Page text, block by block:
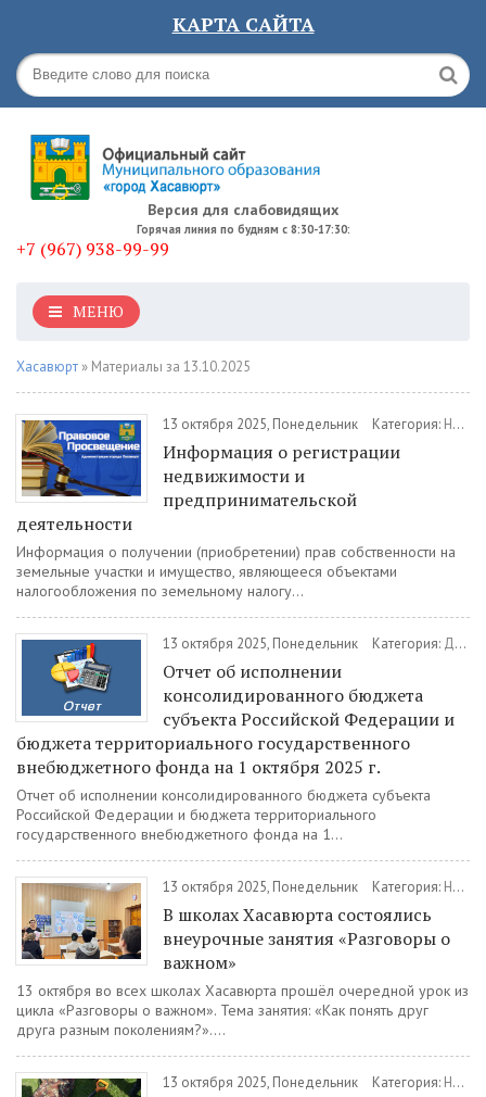
КАРТА САЙТА
Версия для слабовидящих
Горячая линия по будням с 8:30-17:30:
+7 (967) 938-99-99
МЕНЮ
Хасавюрт » Материалы за 13.10.2025
13 октября 2025, Понедельник Категория: Новости
Информация о регистрации
недвижимости и
предпринимательской
деятельности
Информация о получении (приобретении) прав собственности на
земельные участки и имущество, являющееся объектами
налогообложения по земельному налогу...
13 октября 2025, Понедельник Категория: Документы
Отчет об исполнении
консолидированного бюджета
субъекта Российской Федерации и
бюджета территориального государственного
внебюджетного фонда на 1 октября 2025 г.
Отчет об исполнении консолидированного бюджета субъекта
Российской Федерации и бюджета территориального
государственного внебюджетного фонда на 1...
13 октября 2025, Понедельник Категория: Новости
В школах Хасавюрта состоялись
внеурочные занятия «Разговоры о
важном»
13 октября во всех школах Хасавюрта прошёл очередной урок из
цикла «Разговоры о важном». Тема занятия: «Как понять друг
друга разным поколениям?»....
13 октября 2025, Понедельник Категория: Новости